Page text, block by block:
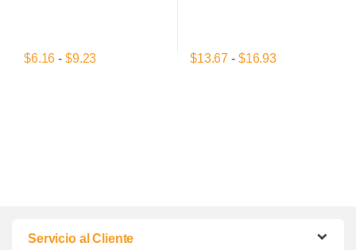
$6.16 - $9.23Rango de precios: desde $6.16 hasta $9.23
$13.67 - $16.93Rango de
Servicio al Cliente